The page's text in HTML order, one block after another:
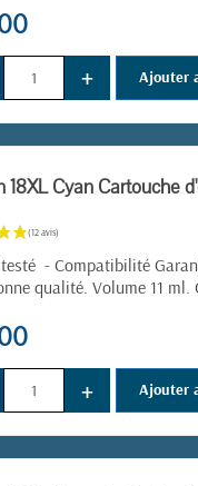
+ Ajouter
18XL Cyan Cartouche
- Compatibilité
qualité. Volume 11 ml.
+ Ajouter